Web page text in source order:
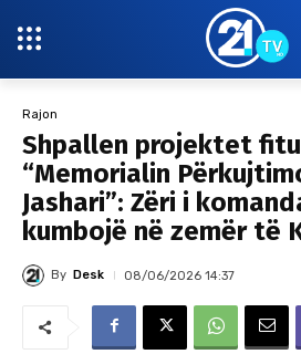
Rajon
Shpallen projektet
“Memorialin
Jashari”: Zëri i
kumbojë në zemër të
By Desk 08/06/2026 14:37